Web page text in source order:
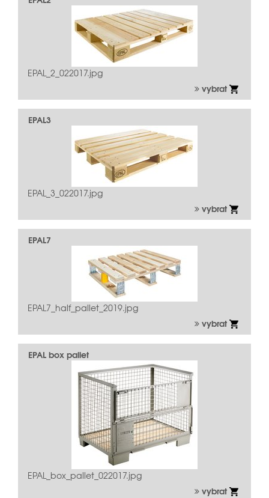
EPAL_2_022017.jpg
vybrat
EPAL3
EPAL_3_022017.jpg
vybrat
EPAL7
EPAL7_half_pallet_2019.jpg
vybrat
EPAL box pallet
EPAL_box_pallet_022017.jpg
vybrat